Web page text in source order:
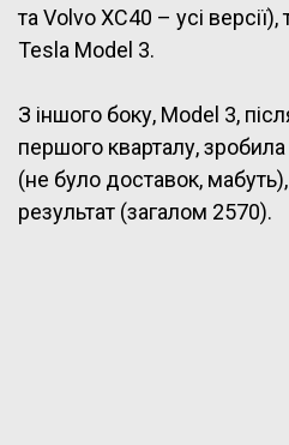
та Volvo XC40 – усі
Tesla Model 3.
З іншого боку, Model 3,
першого кварталу,
(не було доставок,
результат (загалом 2570).